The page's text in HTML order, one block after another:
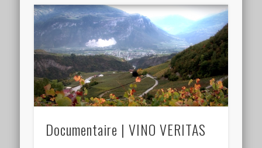
Documentaire | VINO VERITAS